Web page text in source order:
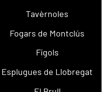
Tavèrnoles
Fogars de Montclús
Fígols
Esplugues de Llobregat